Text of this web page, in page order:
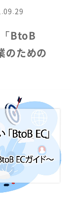
BtoB
のための